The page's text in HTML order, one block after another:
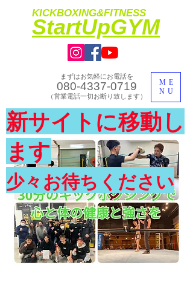
KICKBOXING&FITNESS
​StartUpGYM
ME
NU
まずはお気軽にお電話を
080-4337-0719
​（営業電話一切お断り致します）
​体験入会実施中
新サイトに移動し
ます
少々お待ちください